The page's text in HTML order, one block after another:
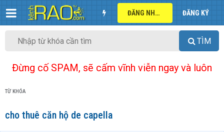
ĐĂNG NHẬP ĐĂNG KÝ
TÌM
Đừng cố SPAM, sẽ cấm vĩnh viễn ngay và luôn
TỪ KHÓA
cho thuê căn hộ de capella